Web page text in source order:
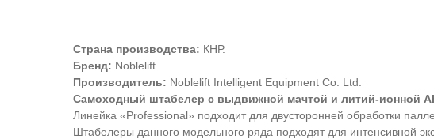
Страна производства: КНР.
Бренд: Noblelift.
Производитель: Noblelift Intelligent Equipment Co. Ltd.
Самоходный штабелер с выдвижной мачтой и литий-ионной
Линейка «Professional» подходит для двусторонней обработки
Штабелеры данного модельного ряда подходят для интенсивной